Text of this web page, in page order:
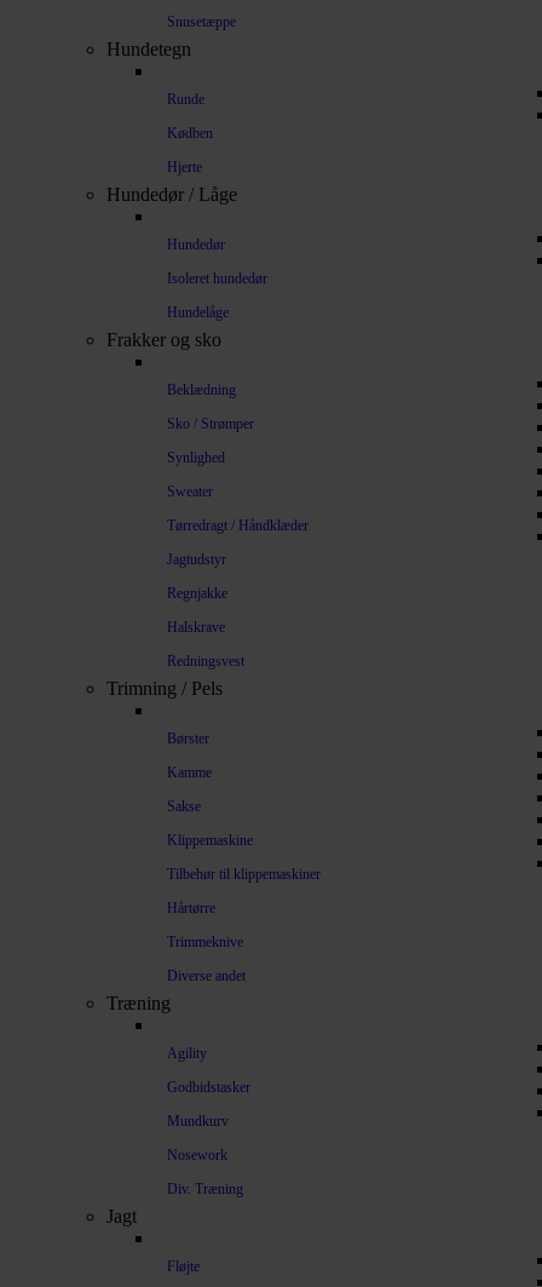
Snusetæppe
Hundetegn
Runde
Kødben
Hjerte
Hundedør / Låge
Hundedør
Isoleret hundedør
Hundelåge
Frakker og sko
Beklædning
Sko / Strømper
Synlighed
Sweater
Tørredragt / Håndklæder
Jagtudstyr
Regnjakke
Halskrave
Redningsvest
Trimning / Pels
Børster
Kamme
Sakse
Klippemaskine
Tilbehør til klippemaskiner
Hårtørre
Trimmeknive
Diverse andet
Træning
Agility
Godbidstasker
Mundkurv
Nosework
Div. Træning
Jagt
Fløjte